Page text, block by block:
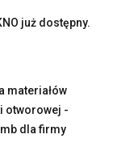
już dostępny.
materiałów
otworowej -
dla firmy